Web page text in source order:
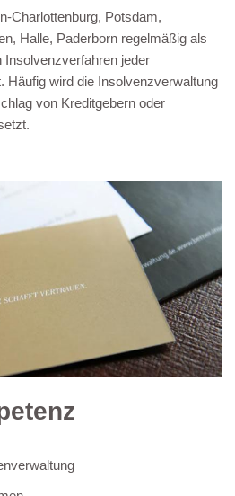
Charlottenburg, Potsdam,
Halle, Paderborn regelmäßig als
Insolvenzverfahren jeder
Häufig wird die Insolvenzverwaltung
von Kreditgebern oder